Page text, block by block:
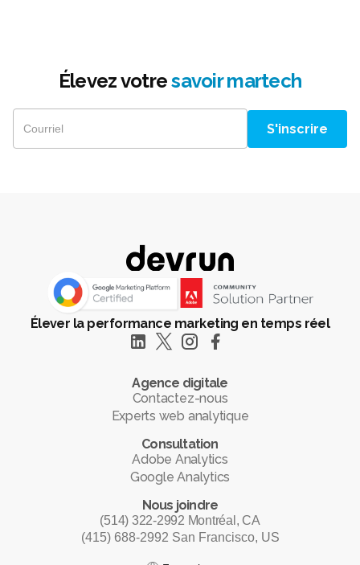
Élevez votresavoir martech
Élever la performance marketing en temps réel
Agence digitale
Contactez-nous
Experts web analytique
Consultation
Adobe Analytics
Google Analytics
Nous joindre
(514) 322-2992 Montréal, CA
(415) 688-2992 San Francisco, US